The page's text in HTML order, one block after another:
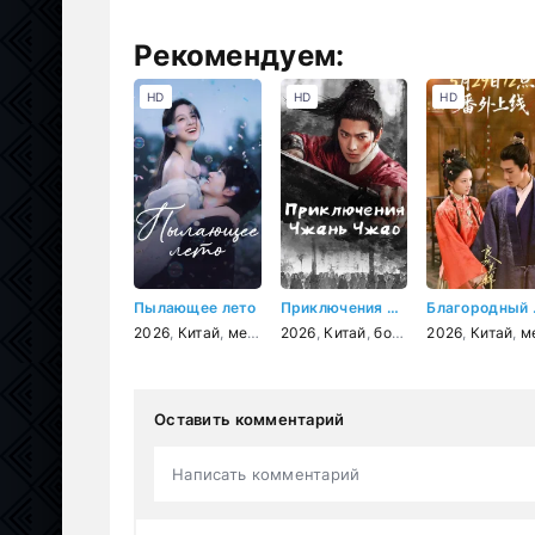
Рекомендуем:
Пылающее лето
2026 Китай мелодрама , драма
HD
Приключения Чжань Чжао
2026 Китай ,боевик ,фэнтези
HD
2026 Китай
HD
Оставить комментарий
Написать комментарий